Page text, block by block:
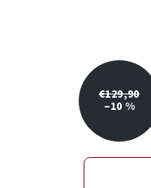
€129,90
–10 %